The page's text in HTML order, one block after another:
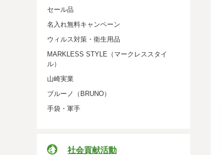
セール品
名入れ無料キャンペーン
ウィルス対策・衛生用品
MARKLESS STYLE（マークレススタイ
ル）
山崎実業
ブルーノ（BRUNO）
手袋・軍手
社会貢献活動